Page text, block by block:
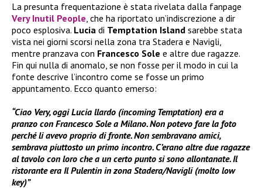
La presunta frequentazione è stata rivelata dalla fanpage
Very Inutil People, che ha riportato un’indiscrezione a dir
poco esplosiva. Lucia di Temptation Island sarebbe stata
vista nei giorni scorsi nella zona tra Stadera e Navigli,
mentre pranzava con Francesco Sole e altre due ragazze.
Fin qui nulla di anomalo, se non fosse per il modo in cui la
fonte descrive l’incontro come se fosse un primo
appuntamento. Ecco quanto emerso:
“Ciao Very, oggi Lucia llardo (incoming Temptation) era a
pranzo con Francesco Sole a Milano. Non potevo fare la foto
perché li avevo proprio di fronte. Non sembravano amici,
sembrava piuttosto un primo incontro. C’erano altre due ragazze
al tavolo con loro che a un certo punto si sono allontanate. Il
ristorante era Il Pulentin in zona Stadera/Navigli (molto low
key)”